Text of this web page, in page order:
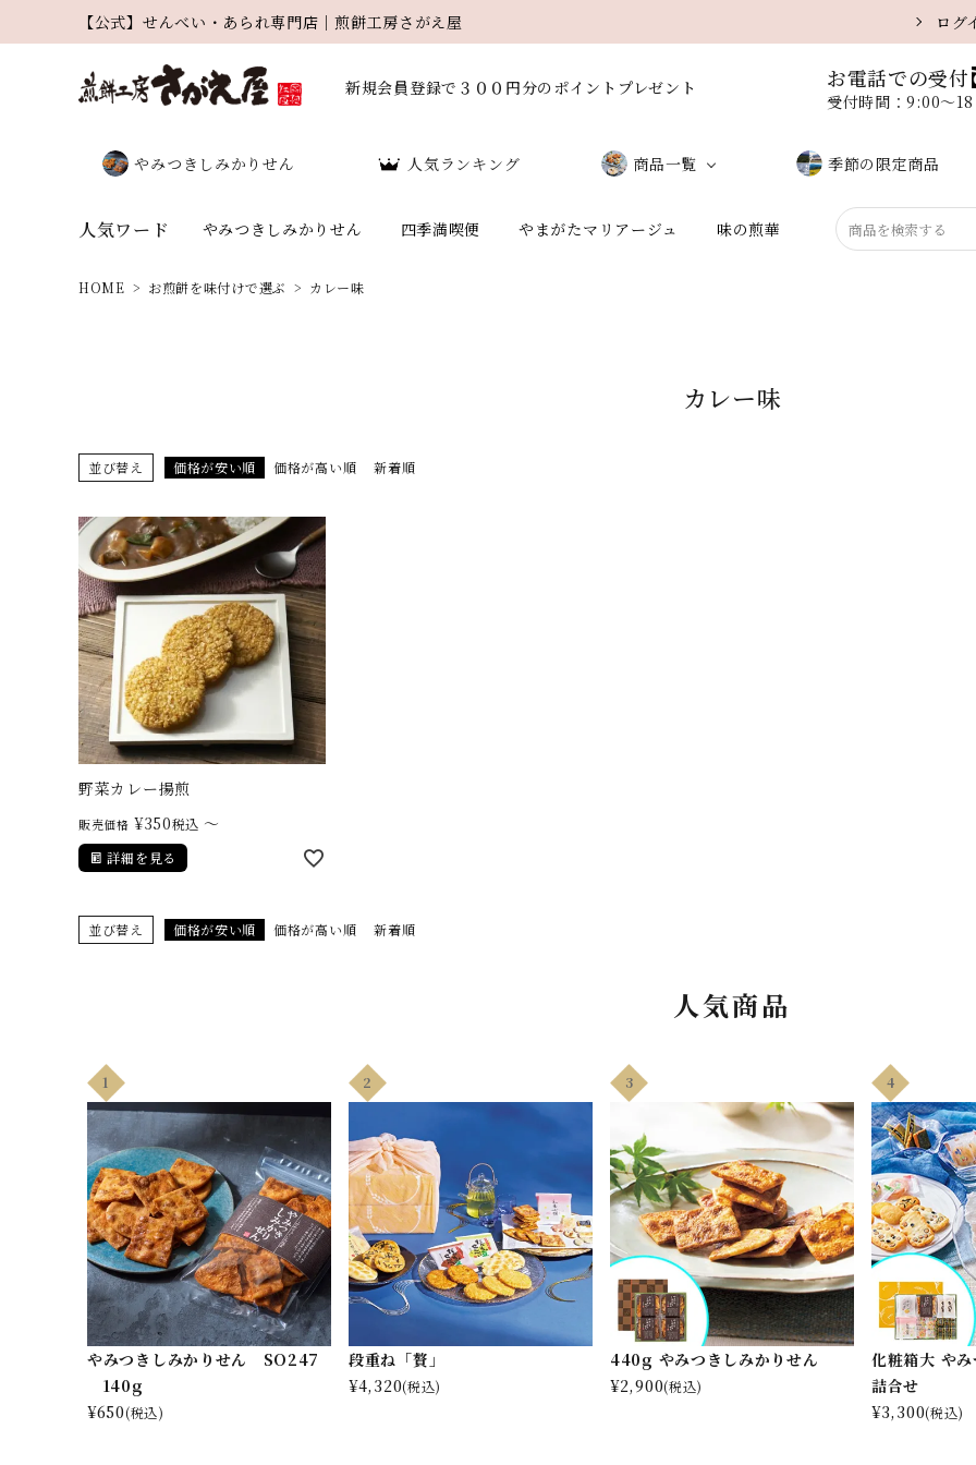
【公式】せんべい・あられ専門店｜煎餅工房さがえ屋 ログ
新規会員登録で３００円分のポイントプレゼント お電話での受付
受付時間：9:00〜18
やみつきしみかりせん 人気ランキング 商品一覧
味噌味
季節の限定商品
人気ワード やみつきしみかりせん 四季満喫便 やまがたマリアージュ 味の煎華
人気ワード：
やまがたマリアージュ
味の煎華
野菜カレー揚煎
やみつきしみかりせん
人気ランキング
商品一覧
商品一覧（味付けから選ぶ）
贈り物
私たちについて
HOME お煎餅を味付けで選ぶ カレー味
カレー味
並び替え 価格が安い順 価格が高い順 新着順
野菜カレー揚煎
販売価格 ¥350税込 〜
詳細を見る
並び替え 価格が安い順 価格が高い順 新着順
人気商品
1
やみつきしみかりせん SO247
140g
¥650(税込)
2
段重ね「贅」
¥4,320(税込)
3
440g やみつきしみかりせん
¥2,900(税込)
4
化粧箱大 や
詰合せ
¥3,300(税込)